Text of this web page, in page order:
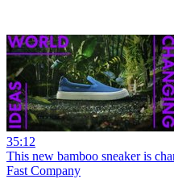
35:12
This new bamboo sneaker is
Fast Company